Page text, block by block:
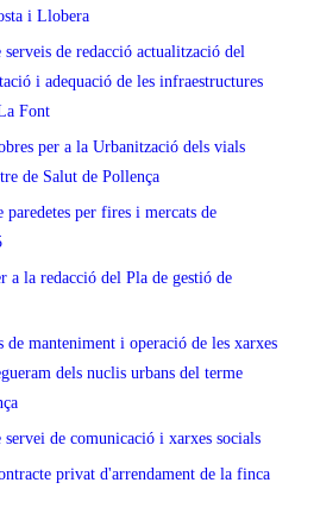
i Llobera
de redacció actualització del
i adequació de les infraestructures
Font
per a la Urbanització dels vials
de Salut de Pollença
paredetes per fires i mercats de
a la redacció del Pla de gestió de
de manteniment i operació de les xarxes
dels nuclis urbans del terme
servei de comunicació i xarxes socials
privat d'arrendament de la finca